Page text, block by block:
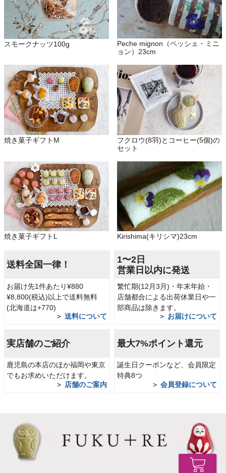
スモークナッツ100g
Peche mignon（ペッシェ・ミニ
ョン）23cm
焼き菓子ギフトM
フクロウ(8羽)とコーヒー(5個)の
セット
焼き菓子ギフトL Kirishima(キリシマ)23cm
送料全国一律！
お届け先1件あたり¥880
¥8,800(税込)以上で送料無料
(北海道は+770)
＞ 送料について
1〜2日
営業日以内に発送
繁忙期(12月3月)・年末年始・
店舗都合による出荷休業日や一
部商品は除きます。
＞ お届けについて
実店舗のご紹介
鹿児島の本店のほか福岡や東京
でもお求めいただけます。
＞ 店舗のご案内
最大7%ポイント還元
誕生日クーポンなど、会員限定
特典8つ
＞ 会員登録について